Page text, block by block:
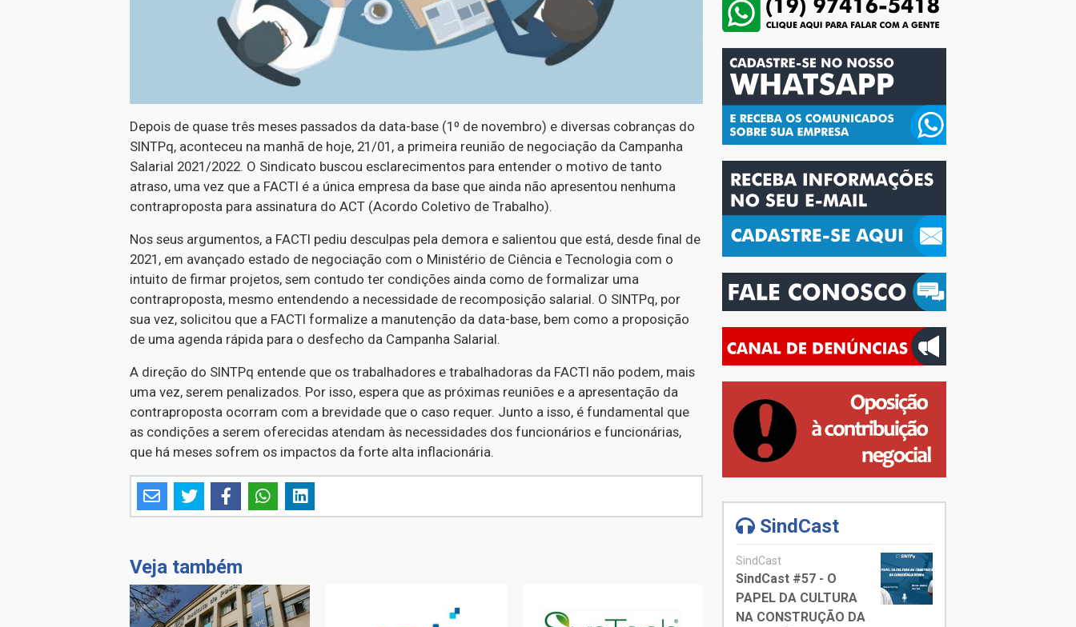
Depois de quase três meses passados da data-base (1º de novembro) e diversas cobranças do
SINTPq, aconteceu na manhã de hoje, 21/01, a primeira reunião de negociação da Campanha
Salarial 2021/2022. O Sindicato buscou esclarecimentos para entender o motivo de tanto
atraso, uma vez que a FACTI é a única empresa da base que ainda não apresentou nenhuma
contraproposta para assinatura do ACT (Acordo Coletivo de Trabalho).
Nos seus argumentos, a FACTI pediu desculpas pela demora e salientou que está, desde final de
2021, em avançado estado de negociação com o Ministério de Ciência e Tecnologia com o
intuito de firmar projetos, sem contudo ter condições ainda como de formalizar uma
contraproposta, mesmo entendendo a necessidade de recomposição salarial. O SINTPq, por
sua vez, solicitou que a FACTI formalize a manutenção da data-base, bem como a proposição
de uma agenda rápida para o desfecho da Campanha Salarial.
A direção do SINTPq entende que os trabalhadores e trabalhadoras da FACTI não podem, mais
uma vez, serem penalizados. Por isso, espera que as próximas reuniões e a apresentação da
contraproposta ocorram com a brevidade que o caso requer. Junto a isso, é fundamental que
as condições a serem oferecidas atendam às necessidades dos funcionários e funcionárias,
que há meses sofrem os impactos da forte alta inflacionária.
Veja também
SindCast
SindCast
SindCast #57 - O
PAPEL DA CULTURA
NA CONSTRUÇÃO DA